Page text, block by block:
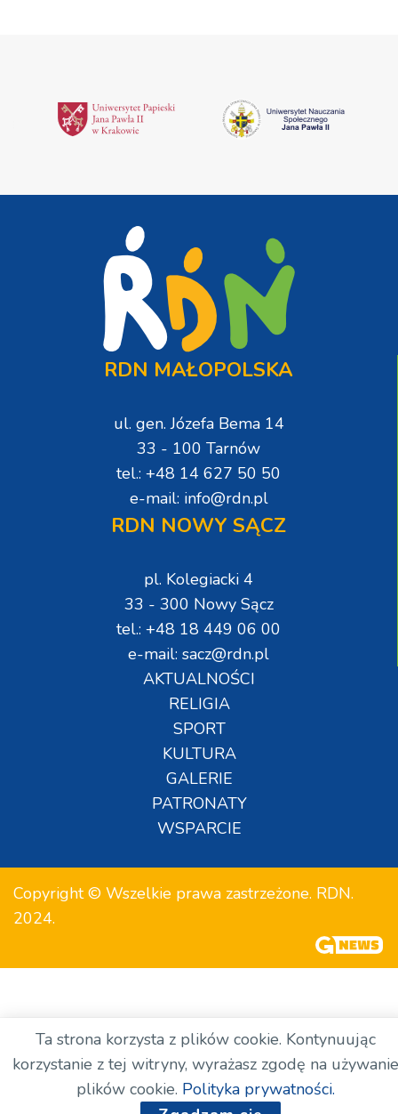
RDN MAŁOPOLSKA
ul. gen. Józefa Bema 14
33 - 100 Tarnów
tel.: +48 14 627 50 50
e-mail: info@rdn.pl
RDN NOWY SĄCZ
pl. Kolegiacki 4
33 - 300 Nowy Sącz
tel.: +48 18 449 06 00
e-mail: sacz@rdn.pl
AKTUALNOŚCI
RELIGIA
SPORT
KULTURA
GALERIE
PATRONATY
WSPARCIE
Copyright © Wszelkie prawa zastrzeżone. RDN.
2024.
Ta strona korzysta z plików cookie. Kontynuując
korzystanie z tej witryny, wyrażasz zgodę na używanie
plików cookie. Polityka prywatności.